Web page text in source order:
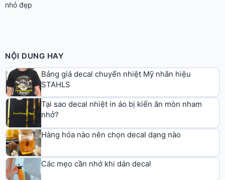
nhỏ đẹp
NỘI DUNG HAY
Bảng giá decal chuyển nhiệt Mỹ nhãn hiệu
STAHLS
Tại sao decal nhiệt in áo bị kiến ăn mòn nham
nhở?
Hàng hóa nào nên chọn decal dạng nào
Các mẹo cần nhớ khi dán decal